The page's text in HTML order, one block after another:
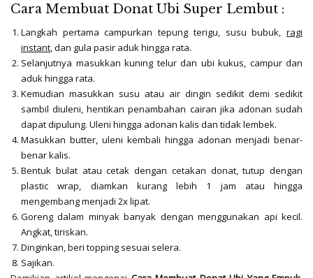
Cara Membuat Donat Ubi Super Lembut :
Langkah pertama campurkan tepung terigu, susu bubuk, ragi
instant, dan gula pasir aduk hingga rata.
Selanjutnya masukkan kuning telur dan ubi kukus, campur dan
aduk hingga rata.
Kemudian masukkan susu atau air dingin sedikit demi sedikit
sambil diuleni, hentikan penambahan cairan jika adonan sudah
dapat dipulung. Uleni hingga adonan kalis dan tidak lembek.
Masukkan butter, uleni kembali hingga adonan menjadi benar-
benar kalis.
Bentuk bulat atau cetak dengan cetakan donat, tutup dengan
plastic wrap, diamkan kurang lebih 1 jam atau hingga
mengembang menjadi 2x lipat.
Goreng dalam minyak banyak dengan menggunakan api kecil.
Angkat, tiriskan.
Dinginkan, beri topping sesuai selera.
Sajikan.